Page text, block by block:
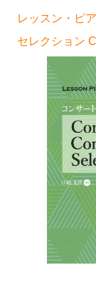
レッスン・ピ
セレクション